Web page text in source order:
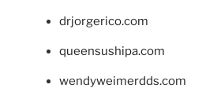
drjorgerico.com
queensushipa.com
wendyweimerdds.com